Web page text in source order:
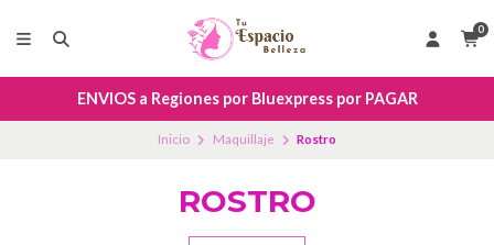
0
ENVIOS a Regiones por Bluexpress por PAGAR
Inicio Maquillaje Rostro
ROSTRO